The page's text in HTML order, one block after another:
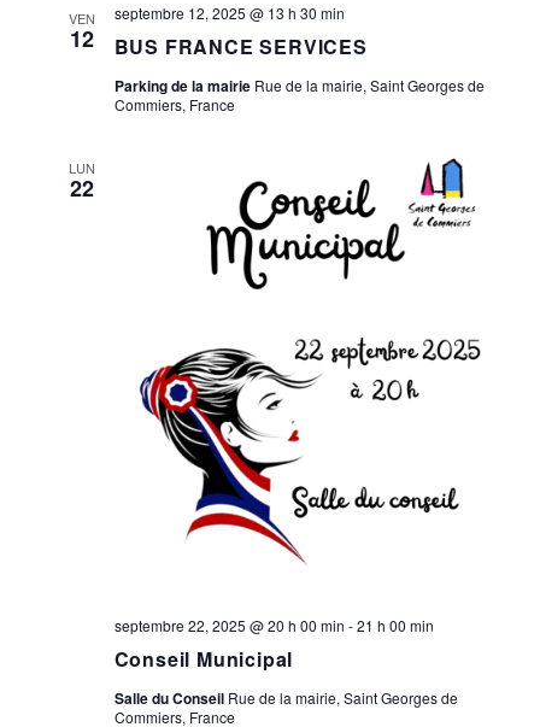
VEN
12 BUS FRANCE SERVICES
septembre 12, 2025 @ 13 h 30 min
Parking de la mairie Rue de la mairie, Saint Georges de
Commiers, France
LUN
22
Conseil Municipal
septembre 22, 2025 @ 20 h 00 min -21 h 00 min
Salle du Conseil Rue de la mairie, Saint Georges de
Commiers, France